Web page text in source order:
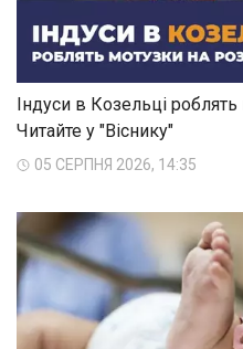
Індуси в Козельці
Читайте у "Віснику"
05 СЕРПНЯ 2026, 14:35